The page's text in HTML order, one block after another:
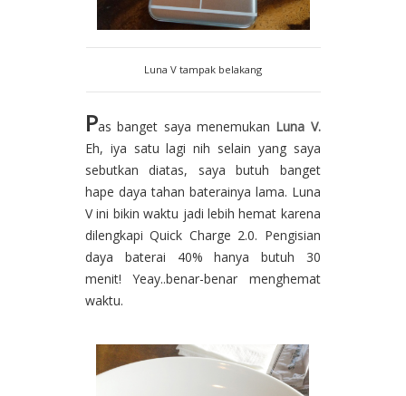
Luna V tampak belakang
Pas banget saya menemukan Luna V.
Eh, iya satu lagi nih selain yang saya
sebutkan diatas, saya butuh banget
hape daya tahan baterainya lama. Luna
V ini bikin waktu jadi lebih hemat karena
dilengkapi Quick Charge 2.0. Pengisian
daya baterai 40% hanya butuh 30
menit! Yeay..benar-benar menghemat
waktu.